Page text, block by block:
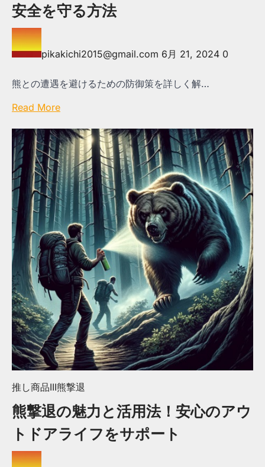
安全を守る方法
pikakichi2015@gmail.com 6月 21, 2024 0
熊との遭遇を避けるための防御策を詳しく解…
Read More
推し商品III熊撃退
熊撃退の魅力と活用法！安心のアウ
トドアライフをサポート